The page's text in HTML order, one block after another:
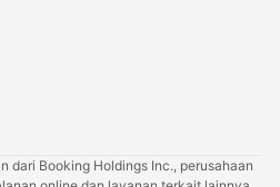
dari Booking Holdings Inc., perusahaan